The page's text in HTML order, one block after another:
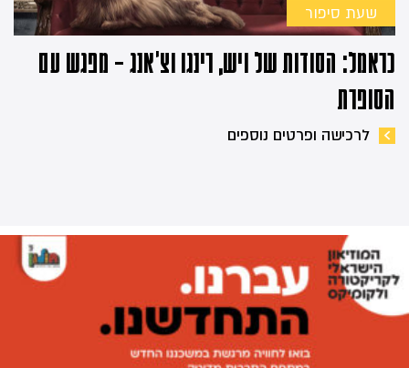
שעת סיפור
כראמל: הסודות של ויש, רינגו וצ'אנג – מפגש עם
הסופרת
לרכישה ופרטים נוספים